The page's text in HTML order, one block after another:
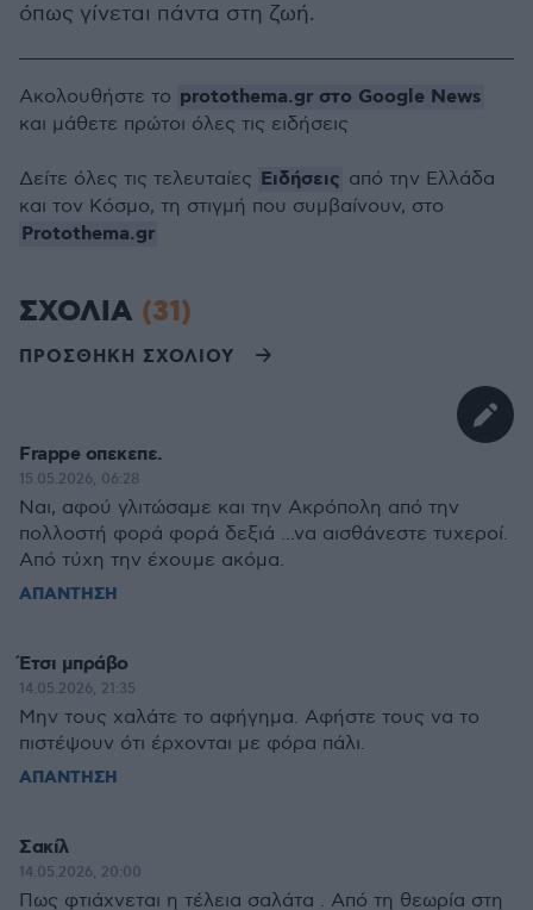
όπως γίνεται πάντα στη ζωή.
Ακολουθήστε το protothema.gr στο Google News
και μάθετε πρώτοι όλες τις ειδήσεις
Δείτε όλες τις τελευταίες Ειδήσεις από την Ελλάδα
και τον Κόσμο, τη στιγμή που συμβαίνουν, στο
Protothema.gr
ΣΧΟΛΙΑ (31)
ΠΡΟΣΘΗΚΗ ΣΧΟΛΙΟΥ
Frappe οπεκεπε.
15.05.2026, 06:28
Ναι, αφού γλιτώσαμε και την Ακρόπολη από την
πολλοστή φορά φορά δεξιά ...να αισθάνεστε τυχεροί.
Από τύχη την έχουμε ακόμα.
ΑΠΑΝΤΗΣΗ
Έτσι μπράβο
14.05.2026, 21:35
Μην τους χαλάτε το αφήγημα. Αφήστε τους να το
πιστέψουν ότι έρχονται με φόρα πάλι.
ΑΠΑΝΤΗΣΗ
Σακίλ
14.05.2026, 20:00
Πως φτιάχνεται η τέλεια σαλάτα . Από τη θεωρία στη